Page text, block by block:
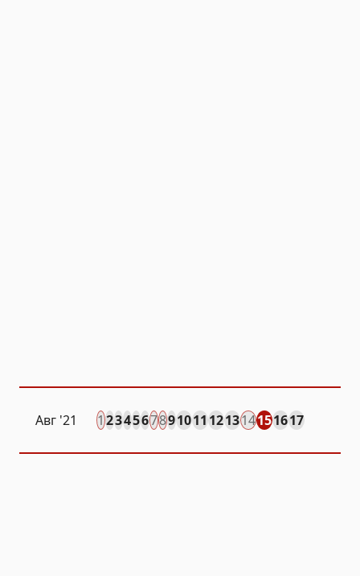
Авг '21 1234567891011121314151617